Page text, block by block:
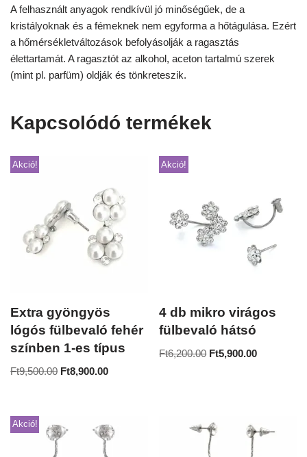
A felhasznált anyagok rendkívül jó minőségűek, de a
kristályoknak és a fémeknek nem egyforma a hőtágulása. Ezért
a hőmérsékletváltozások befolyásolják a ragasztás
élettartamát. A ragasztót az alkohol, aceton tartalmú szerek
(mint pl. parfüm) oldják és tönkreteszik.
Kapcsolódó termékek
Akció!
Extra gyöngyös
lógós fülbevaló fehér
színben 1-es típus
Ft9,500.00 Ft8,900.00
Akció!
4 db mikro virágos
fülbevaló hátsó
Ft6,200.00 Ft5,900.00
Akció!